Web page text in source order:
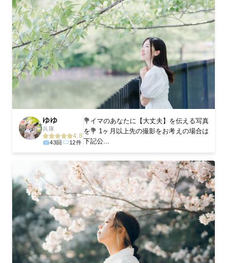
ゆゆ
兵庫
4.8
43回 12件
💐イマのあなたに【大丈夫】を伝える写真
を💐 1ヶ月以上先の撮影をお考えの場合は
下記公...